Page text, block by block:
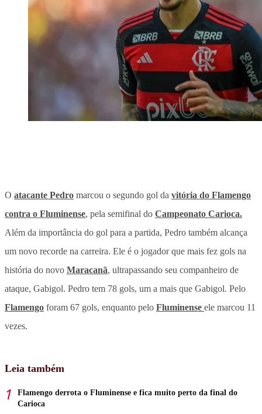
O atacante Pedro marcou o segundo gol da vitória do Flamengo
contra o Fluminense, pela semifinal do Campeonato Carioca.
Além da importância do gol para a partida, Pedro também alcança
um novo recorde na carreira. Ele é o jogador que mais fez gols na
história do novo Maracanã, ultrapassando seu companheiro de
ataque, Gabigol. Pedro tem 78 gols, um a mais que Gabigol. Pelo
Flamengo foram 67 gols, enquanto pelo Fluminense ele marcou 11
vezes.
Leia também
Flamengo derrota o Fluminense e fica muito perto da final do
Carioca